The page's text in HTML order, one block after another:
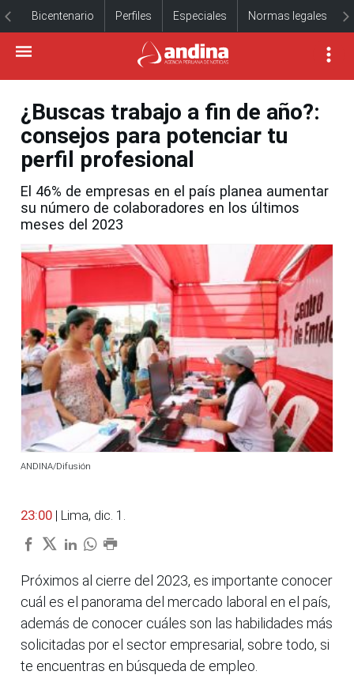
Bicentenario Perfiles Especiales Normas legales
¿Buscas trabajo a fin de año?:
consejos para potenciar tu
perfil profesional
El 46% de empresas en el país planea aumentar
su número de colaboradores en los últimos
meses del 2023
ANDINA/Difusión
23:00 | Lima, dic. 1.
Próximos al cierre del 2023, es importante conocer
cuál es el panorama del mercado laboral en el país,
además de conocer cuáles son las habilidades más
solicitadas por el sector empresarial, sobre todo, si
te encuentras en búsqueda de empleo.